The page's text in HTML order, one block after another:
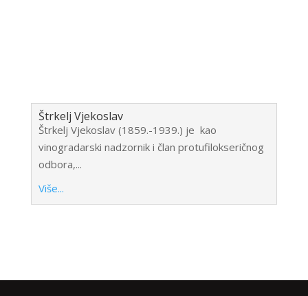
Štrkelj Vjekoslav
Štrkelj Vjekoslav (1859.-1939.) je kao
vinogradarski nadzornik i član protufilokseričnog
odbora,...
Više...